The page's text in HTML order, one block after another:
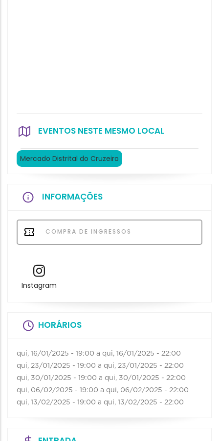
EVENTOS NESTE MESMO LOCAL
Mercado Distrital do Cruzeiro
INFORMAÇÕES
COMPRA DE INGRESSOS
Instagram
HORÁRIOS
qui, 16/01/2025 - 19:00 a qui, 16/01/2025 - 22:00
qui, 23/01/2025 - 19:00 a qui, 23/01/2025 - 22:00
qui, 30/01/2025 - 19:00 a qui, 30/01/2025 - 22:00
qui, 06/02/2025 - 19:00 a qui, 06/02/2025 - 22:00
qui, 13/02/2025 - 19:00 a qui, 13/02/2025 - 22:00